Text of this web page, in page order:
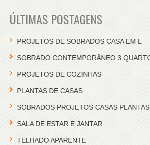
ÚLTIMAS POSTAGENS
PROJETOS DE SOBRADOS CASA EM L
SOBRADO CONTEMPORÂNEO 3
PROJETOS DE COZINHAS
PLANTAS DE CASAS
SOBRADOS PROJETOS CASAS PLANTAS
SALA DE ESTAR E JANTAR
TELHADO APARENTE